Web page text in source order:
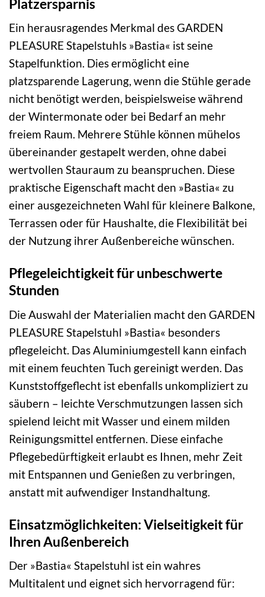
Platzersparnis
Ein herausragendes Merkmal des GARDEN
PLEASURE Stapelstuhls »Bastia« ist seine
Stapelfunktion. Dies ermöglicht eine
platzsparende Lagerung, wenn die Stühle gerade
nicht benötigt werden, beispielsweise während
der Wintermonate oder bei Bedarf an mehr
freiem Raum. Mehrere Stühle können mühelos
übereinander gestapelt werden, ohne dabei
wertvollen Stauraum zu beanspruchen. Diese
praktische Eigenschaft macht den »Bastia« zu
einer ausgezeichneten Wahl für kleinere Balkone,
Terrassen oder für Haushalte, die Flexibilität bei
der Nutzung ihrer Außenbereiche wünschen.
Pflegeleichtigkeit für unbeschwerte
Stunden
Die Auswahl der Materialien macht den GARDEN
PLEASURE Stapelstuhl »Bastia« besonders
pflegeleicht. Das Aluminiumgestell kann einfach
mit einem feuchten Tuch gereinigt werden. Das
Kunststoffgeflecht ist ebenfalls unkompliziert zu
säubern – leichte Verschmutzungen lassen sich
spielend leicht mit Wasser und einem milden
Reinigungsmittel entfernen. Diese einfache
Pflegebedürftigkeit erlaubt es Ihnen, mehr Zeit
mit Entspannen und Genießen zu verbringen,
anstatt mit aufwendiger Instandhaltung.
Einsatzmöglichkeiten: Vielseitigkeit für
Ihren Außenbereich
Der »Bastia« Stapelstuhl ist ein wahres
Multitalent und eignet sich hervorragend für: